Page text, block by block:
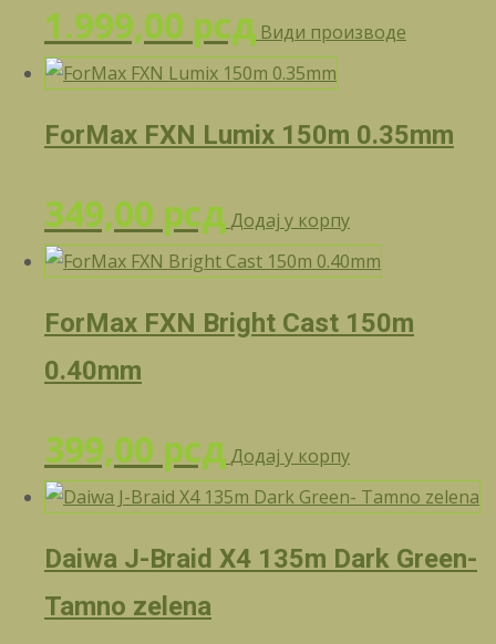
1.999,00 рсд Види производе
ForMax FXN Lumix 150m 0.35mm
349,00 рсд Додај у корпу
ForMax FXN Bright Cast 150m
0.40mm
399,00 рсд Додај у корпу
Daiwa J-Braid X4 135m Dark Green-
Tamno zelena